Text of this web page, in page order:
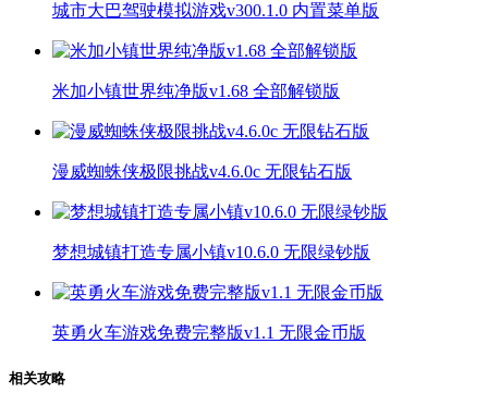
城市大巴驾驶模拟游戏v300.1.0 内置菜单版
米加小镇世界纯净版v1.68 全部解锁版
漫威蜘蛛侠极限挑战v4.6.0c 无限钻石版
梦想城镇打造专属小镇v10.6.0 无限绿钞版
英勇火车游戏免费完整版v1.1 无限金币版
相关攻略